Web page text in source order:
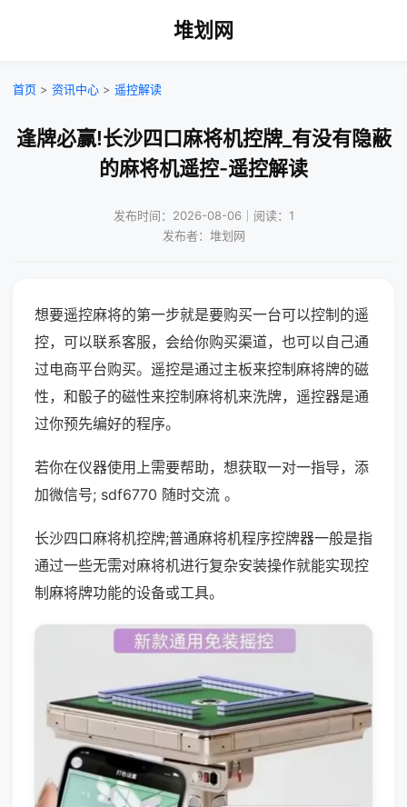
堆划网
首页 > 资讯中心 > 遥控解读
逢牌必赢!长沙四口麻将机控牌_有没有隐蔽
的麻将机遥控-遥控解读
发布时间：2026-08-06｜阅读：1
发布者：堆划网
想要遥控麻将的第一步就是要购买一台可以控制的遥
控，可以联系客服，会给你购买渠道，也可以自己通
过电商平台购买。遥控是通过主板来控制麻将牌的磁
性，和骰子的磁性来控制麻将机来洗牌，遥控器是通
过你预先编好的程序。
若你在仪器使用上需要帮助，想获取一对一指导，添
加微信号; sdf6770 随时交流 。
长沙四口麻将机控牌;普通麻将机程序控牌器一般是指
通过一些无需对麻将机进行复杂安装操作就能实现控
制麻将牌功能的设备或工具。